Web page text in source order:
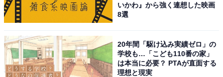
いかわ』から強く連想した映画
8選
20年間「駆け込み実績ゼロ」の
学校も…「こども110番の家」
は本当に必要？ PTAが直面する
理想と現実